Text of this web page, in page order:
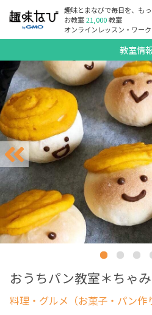
趣味とまなびで毎日を、も
お教室21,000教室
オンラインレッスン・ワー
教室情
おうちパン教室＊ちゃ
料理・グルメ（お菓子・パン作